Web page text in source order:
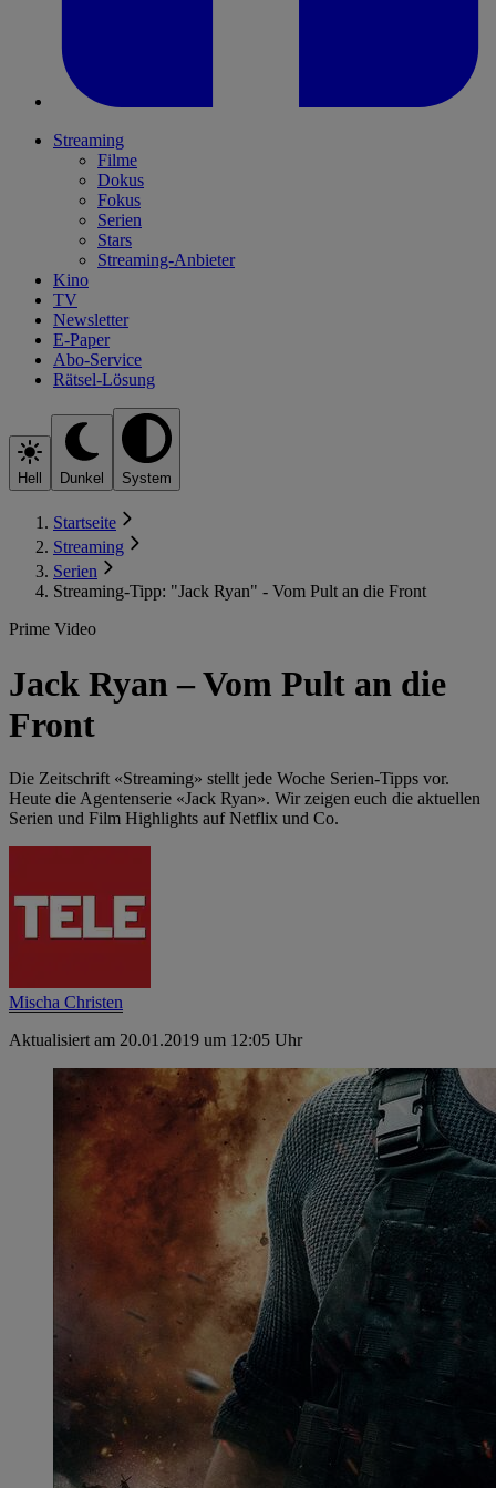
Streaming
Filme
Dokus
Fokus
Serien
Stars
Streaming-Anbieter
Kino
TV
Newsletter
E-Paper
Abo-Service
Rätsel-Lösung
Hell Dunkel System
Startseite
Streaming
Serien
Streaming-Tipp: "Jack Ryan" - Vom Pult an die Front
Prime Video
Jack Ryan – Vom Pult an die
Front
Die Zeitschrift «Streaming» stellt jede Woche Serien-Tipps vor.
Heute die Agentenserie «Jack Ryan». Wir zeigen euch die aktuellen
Serien und Film Highlights auf Netflix und Co.
Mischa Christen
Aktualisiert am 20.01.2019 um 12:05 Uhr